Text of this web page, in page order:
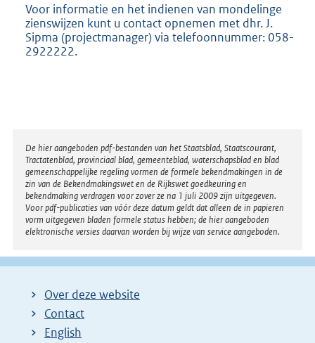
Voor informatie en het indienen van mondelinge
zienswijzen kunt u contact opnemen met dhr. J.
Sipma (projectmanager) via telefoonnummer: 058-
2922222.
Disclaimer
De hier aangeboden pdf-bestanden van het Staatsblad, Staatscourant,
Tractatenblad, provinciaal blad, gemeenteblad, waterschapsblad en blad
gemeenschappelijke regeling vormen de formele bekendmakingen in de
zin van de Bekendmakingswet en de Rijkswet goedkeuring en
bekendmaking verdragen voor zover ze na 1 juli 2009 zijn uitgegeven.
Voor pdf-publicaties van vóór deze datum geldt dat alleen de in papieren
vorm uitgegeven bladen formele status hebben; de hier aangeboden
elektronische versies daarvan worden bij wijze van service aangeboden.
Over deze website
Contact
English